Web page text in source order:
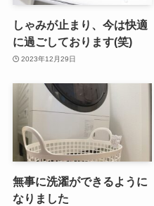
しゃみが止まり、今は快適
に過ごしております(笑)
2023年12月29日
無事に洗濯ができるように
なりました